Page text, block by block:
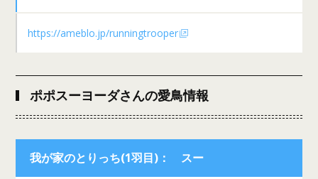
https://ameblo.jp/runningtrooper
ポポスーヨーダさんの愛鳥情報
我が家のとりっち(1羽目)： スー